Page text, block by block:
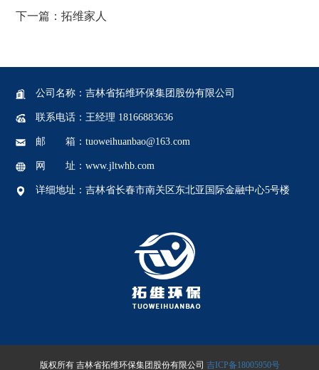
下一篇：拓维家人
公司名称：吉林省拓维环保集团股份有限公司
联系电话：王经理 18166883636
邮 箱：tuoweihuanbao@163.com
网 址：www.jltwhb.com
详细地址：吉林省长春市南关区东北亚国际金融中心5号楼
版权所有 吉林省拓维环保集团股份有限公司 吉ICP备18005950号